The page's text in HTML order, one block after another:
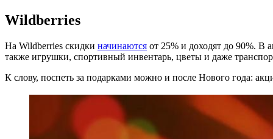
Wildberries
На Wildberries скидки начинаются от 25% и доходят до 90%. В
также игрушки, спортивный инвентарь, цветы и даже
К слову, поспеть за подарками можно и после Нового года: